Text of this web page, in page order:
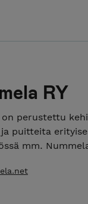
RY
on perustettu
puitteita
mm.